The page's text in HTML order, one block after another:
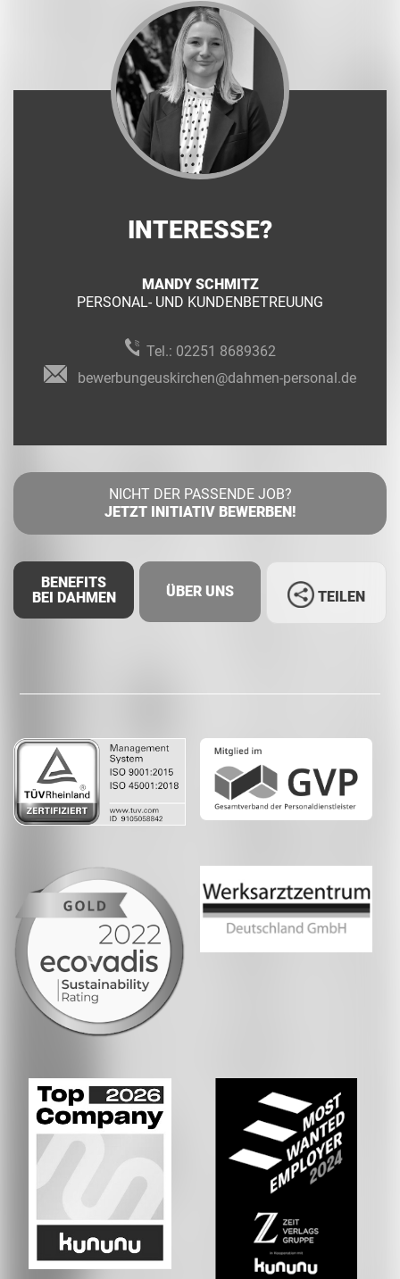
INTERESSE?
MANDY SCHMITZ
PERSONAL- UND KUNDENBETREUUNG
Tel.: 02251 8689362
bewerbungeuskirchen@dahmen-personal.de
NICHT DER PASSENDE JOB?
JETZT INITIATIV BEWERBEN!
BENEFITS
BEI DAHMEN
ÜBER UNS TEILEN